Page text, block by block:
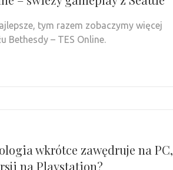
tym razem zobaczymy więcej
Bethesdy – TES Online.
wkrótce zawędruje na PC,
na Playstation?